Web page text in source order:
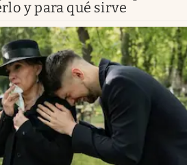
y para qué sirve